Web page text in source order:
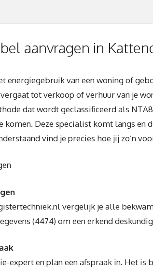
aanvragen in
energiegebruik van een woning of
tot verkoop of verhuur van je
dat wordt geclassificeerd als
komen. Deze specialist komt langs
vind je precies hoe jij zo’n
vergelijk je alle
(4474) om een erkend
expert en plan een afspraak in. Het